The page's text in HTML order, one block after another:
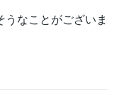
なことがございま